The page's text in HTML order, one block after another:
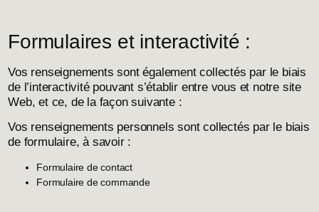
Formulaires et interactivité :
Vos renseignements sont également collectés par le biais
de l’interactivité pouvant s’établir entre vous et notre site
Web, et ce, de la façon suivante :
Vos renseignements personnels sont collectés par le biais
de formulaire, à savoir :
Formulaire de contact
Formulaire de commande